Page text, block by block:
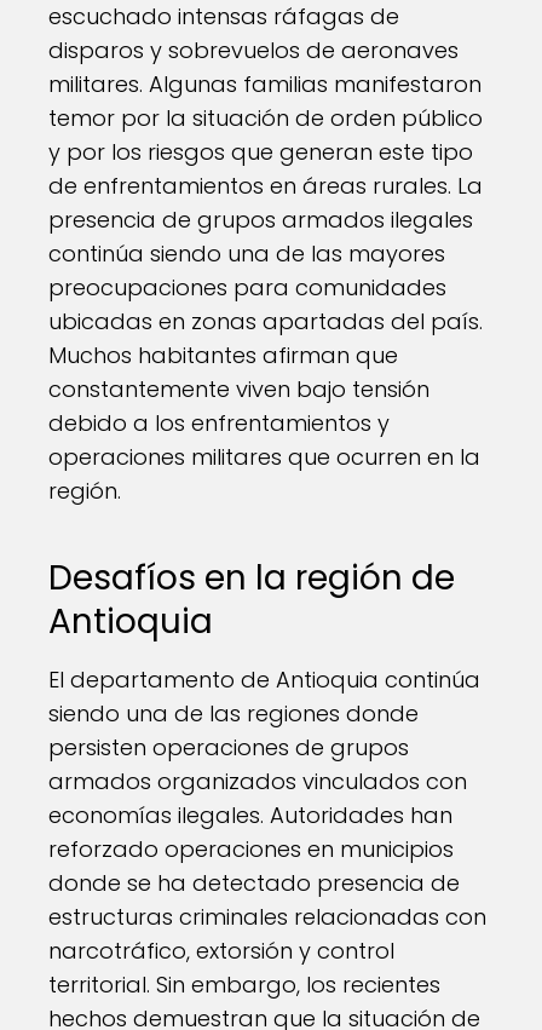
escuchado intensas ráfagas de
disparos y sobrevuelos de aeronaves
militares. Algunas familias manifestaron
temor por la situación de orden público
y por los riesgos que generan este tipo
de enfrentamientos en áreas rurales. La
presencia de grupos armados ilegales
continúa siendo una de las mayores
preocupaciones para comunidades
ubicadas en zonas apartadas del país.
Muchos habitantes afirman que
constantemente viven bajo tensión
debido a los enfrentamientos y
operaciones militares que ocurren en la
región.
Desafíos en la región de
Antioquia
El departamento de Antioquia continúa
siendo una de las regiones donde
persisten operaciones de grupos
armados organizados vinculados con
economías ilegales. Autoridades han
reforzado operaciones en municipios
donde se ha detectado presencia de
estructuras criminales relacionadas con
narcotráfico, extorsión y control
territorial. Sin embargo, los recientes
hechos demuestran que la situación de